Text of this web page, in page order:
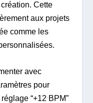
Cette
aux projets
comme les
avec
pour
“+12 BPM”